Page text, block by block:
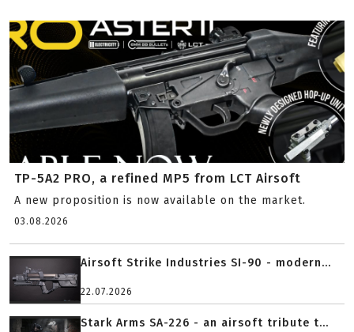
TP-5A2 PRO, a refined MP5 from LCT Airsoft
A new proposition is now available on the market.
03.08.2026
Airsoft Strike Industries SI-90 - modern...
22.07.2026
Stark Arms SA-226 - an airsoft tribute t...